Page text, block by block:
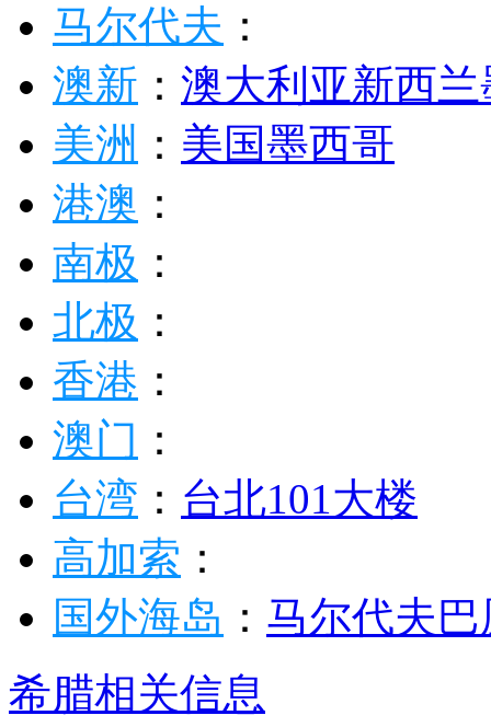
马尔代夫 ：
澳新 ： 澳大利亚新西兰
美洲 ： 美国墨西哥
港澳 ：
南极 ：
北极 ：
香港 ：
澳门 ：
台湾 ： 台北101大楼
高加索 ：
国外海岛 ： 马尔代夫
希腊相关信息